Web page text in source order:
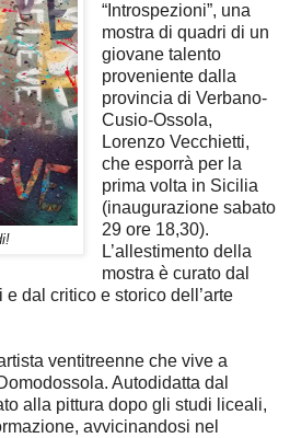
“Introspezioni”, una
mostra di quadri di un
giovane talento
proveniente dalla
provincia di Verbano-
Cusio-Ossola,
Lorenzo Vecchietti,
che esporrà per la
prima volta in Sicilia
(inaugurazione sabato
29 ore 18,30).
L’allestimento della
mostra è curato dal
dal critico e storico dell’arte
ventitreenne che vive a
Autodidatta dal
alla pittura dopo gli studi liceali,
avvicinandosi nel